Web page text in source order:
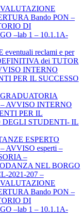
Bando PON –
DI
–lab 1 – 10.1.1A-
reclami e per
dei TUTOR
INTERNO
PER IL SUCCESSO
AVVISO INTERNO
PER IL
DEGLI STUDENTI- IL
ESPERTO
AVVISO esperti –
–
NEL BORGO
2021-207 –
Bando PON –
DI
–lab 1 – 10.1.1A-